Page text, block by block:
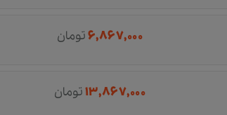
۶,۸۶۷,۰۰۰تومان
۱۳,۸۶۷,۰۰۰تومان